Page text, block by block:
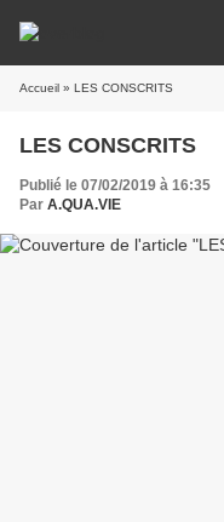
Accueil » LES CONSCRITS
LES CONSCRITS
Publié le 07/02/2019 à 16:35
Par A.QUA.VIE